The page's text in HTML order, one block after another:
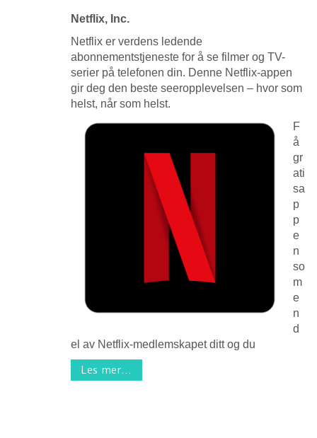
Netflix, Inc.
Netflix er verdens ledende
abonnementstjeneste for å se filmer og TV-
serier på telefonen din. Denne Netflix-appen
gir deg den beste seeropplevelsen – hvor som
helst, når som helst.
F
å
gr
ati
sa
p
p
e
n
so
m
e
n
d
el av Netflix-medlemskapet ditt og du
Les mer...